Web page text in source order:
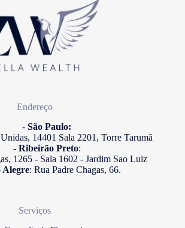
Endereço
- São Paulo:
14401 Sala 2201, Torre Tarumã
-Ribeirão Preto:
1265 - Sala 1602 - Jardim Sao Luiz
Alegre: Rua Padre Chagas, 66.
Serviços